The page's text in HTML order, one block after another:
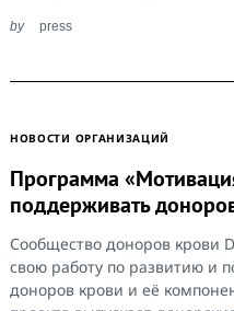
by press
НОВОСТИ ОРГАНИЗАЦИЙ
Программа
поддерживать
Сообщество доноров крови
свою работу по развитию и
доноров крови и её